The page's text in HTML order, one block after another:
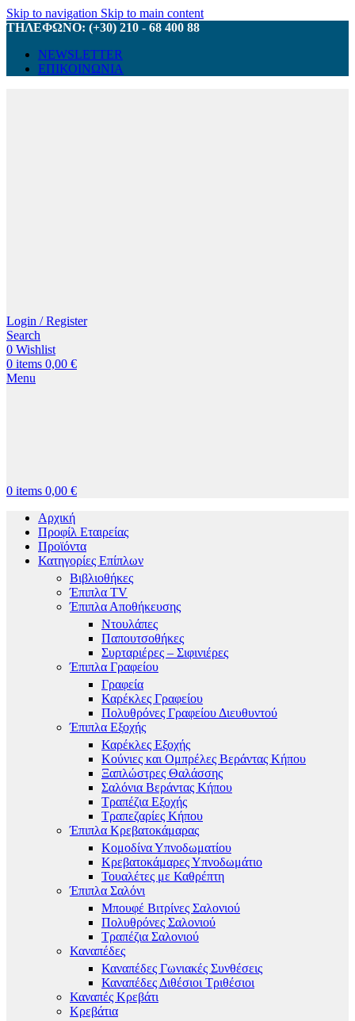
Skip to navigation Skip to main content
ΤΗΛΕΦΩΝΟ: (+30) 210 - 68 400 88
NEWSLETTER
ΕΠΙΚΟΙΝΩΝΙΑ
Login / Register
Search
0 Wishlist
0 items 0,00 €
Menu
0 items 0,00 €
Αρχική
Προφίλ Εταιρείας
Προϊόντα
Κατηγορίες Επίπλων
Βιβλιοθήκες
Έπιπλα TV
Έπιπλα Αποθήκευσης
Ντουλάπες
Παπουτσοθήκες
Συρταριέρες – Σιφινιέρες
Έπιπλα Γραφείου
Γραφεία
Καρέκλες Γραφείου
Πολυθρόνες Γραφείου Διευθυντού
Έπιπλα Εξοχής
Καρέκλες Εξοχής
Κούνιες και Ομπρέλες Βεράντας Κήπου
Ξαπλώστρες Θαλάσσης
Σαλόνια Βεράντας Κήπου
Τραπέζια Εξοχής
Τραπεζαρίες Κήπου
Έπιπλα Κρεβατοκάμαρας
Κομοδίνα Υπνοδωματίου
Κρεβατοκάμαρες Υπνοδωμάτιο
Τουαλέτες με Καθρέπτη
Έπιπλα Σαλόνι
Μπουφέ Βιτρίνες Σαλονιού
Πολυθρόνες Σαλονιού
Τραπέζια Σαλονιού
Καναπέδες
Καναπέδες Γωνιακές Συνθέσεις
Καναπέδες Διθέσιοι Τριθέσιοι
Καναπές Κρεβάτι
Κρεβάτια